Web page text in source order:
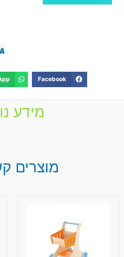
Facebook
מידע
מוצרים